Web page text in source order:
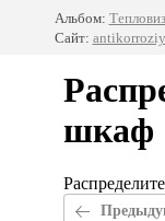
Альбом:
Сайт:
шкаф